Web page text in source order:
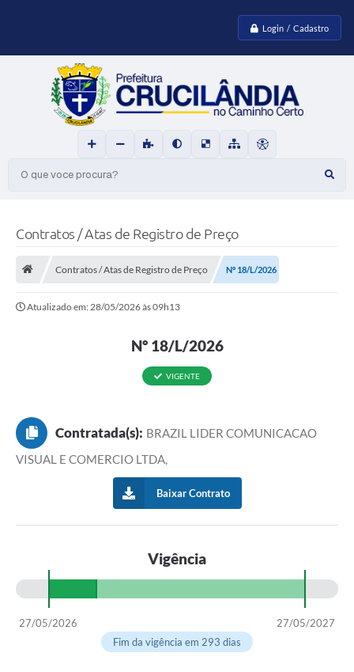
Login / Cadastro
O que voce procura?
Contratos / Atas de Registro de Preço
Contratos / Atas de Registro de Preço Nº 18/L/2026
Atualizado em: 28/05/2026 às 09h13
Nº 18/L/2026
VIGENTE
Contratada(s): BRAZIL LIDER COMUNICACAO
VISUAL E COMERCIO LTDA,
Baixar Contrato
Vigência
27/05/2026
27/05/2027
Fim da vigência em 293 dias